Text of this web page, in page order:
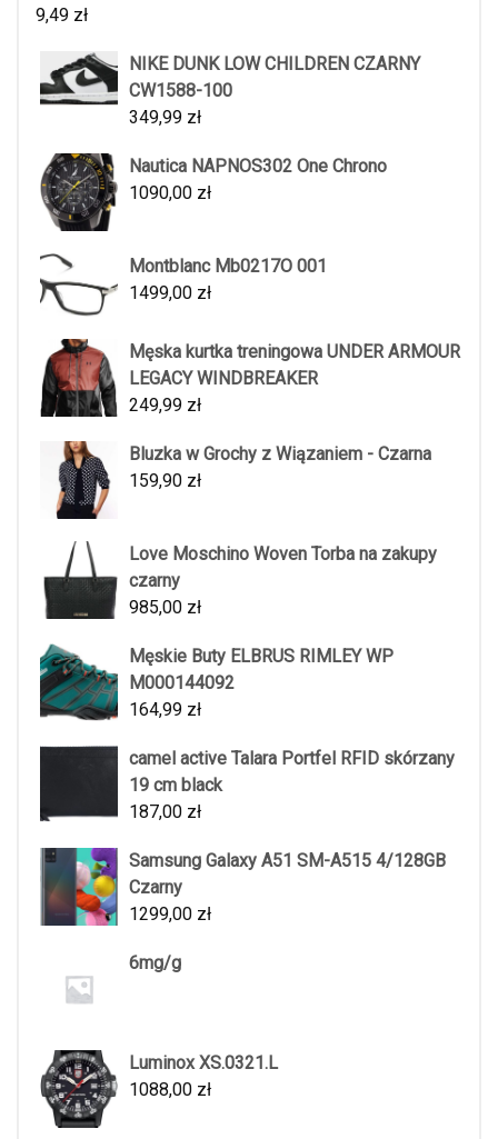
9,49 zł
NIKE DUNK LOW CHILDREN CZARNY
CW1588-100
349,99 zł
Nautica NAPNOS302 One Chrono
1090,00 zł
Montblanc Mb0217O 001
1499,00 zł
Męska kurtka treningowa UNDER ARMOUR
LEGACY WINDBREAKER
249,99 zł
Bluzka w Grochy z Wiązaniem - Czarna
159,90 zł
Love Moschino Woven Torba na zakupy
czarny
985,00 zł
Męskie Buty ELBRUS RIMLEY WP
M000144092
164,99 zł
camel active Talara Portfel RFID skórzany
19 cm black
187,00 zł
Samsung Galaxy A51 SM-A515 4/128GB
Czarny
1299,00 zł
6mg/g
Luminox XS.0321.L
1088,00 zł